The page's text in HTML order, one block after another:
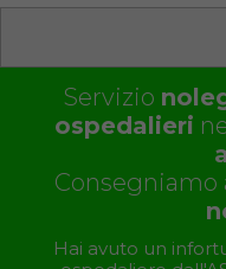
Servizio
ospedalieri
Consegniamo
Hai avuto un